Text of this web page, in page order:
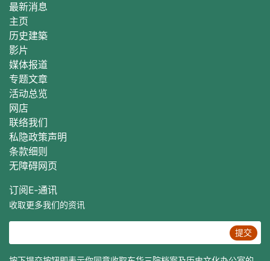
最新消息
主页
历史建築
影片
媒体报道
专题文章
活动总览
网店
联络我们
私隐政策声明
条款细则
无障碍网页
订阅E‐通讯
收取更多我们的资讯
提交